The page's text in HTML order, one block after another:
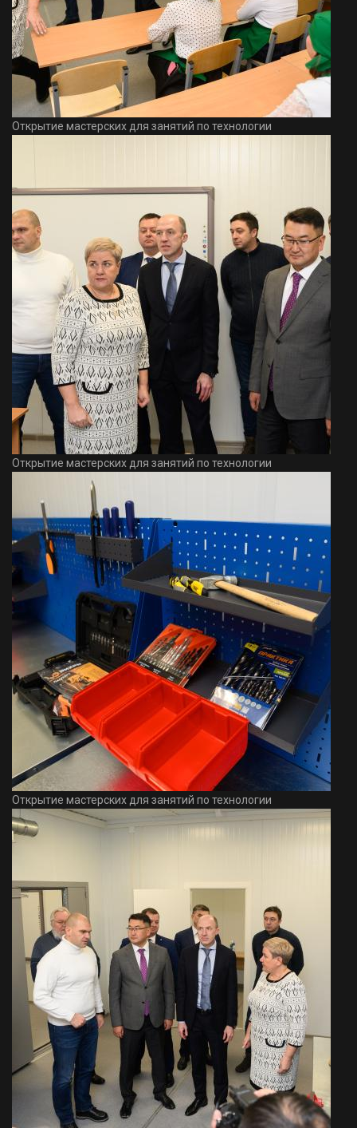
Открытие мастерских для занятий по технологии
Открытие мастерских для занятий по технологии
Открытие мастерских для занятий по технологии